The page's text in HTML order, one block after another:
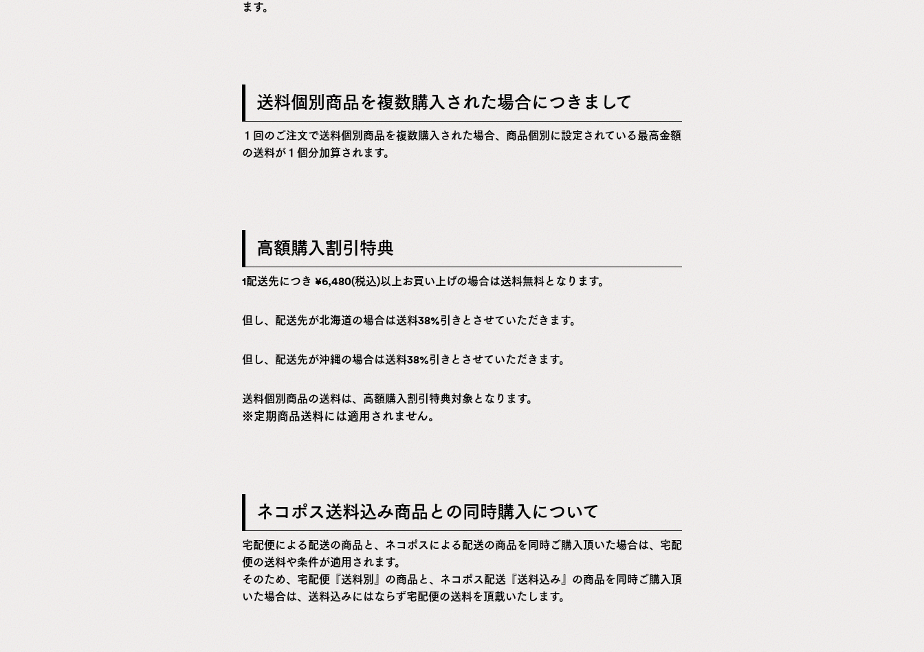
ます。
送料個別商品を複数購入された場合につきまして
１回のご注文で送料個別商品を複数購入された場合、商品個別に設定されている最高金額
の送料が１個分加算されます。
高額購入割引特典
1配送先につき ¥6,480(税込)以上お買い上げの場合は送料無料となります。
但し、配送先が北海道の場合は送料38%引きとさせていただきます。
但し、配送先が沖縄の場合は送料38%引きとさせていただきます。
送料個別商品の送料は、高額購入割引特典対象となります。
定期商品送料には適用されません。
ネコポス送料込み商品との同時購入について
宅配便による配送の商品と、ネコポスによる配送の商品を同時ご購入頂いた場合は、宅配
便の送料や条件が適用されます。
そのため、宅配便『送料別』の商品と、ネコポス配送『送料込み』の商品を同時ご購入頂
いた場合は、送料込みにはならず宅配便の送料を頂戴いたします。